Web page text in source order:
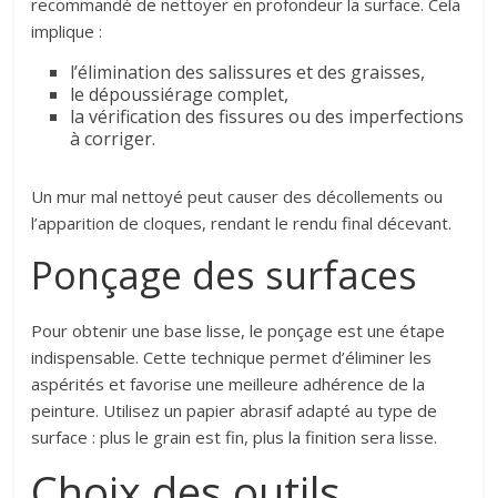
recommandé de nettoyer en profondeur la surface. Cela
implique :
l’élimination des salissures et des graisses,
le dépoussiérage complet,
la vérification des fissures ou des imperfections
à corriger.
Un mur mal nettoyé peut causer des décollements ou
l’apparition de cloques, rendant le rendu final décevant.
Ponçage des surfaces
Pour obtenir une base lisse, le ponçage est une étape
indispensable. Cette technique permet d’éliminer les
aspérités et favorise une meilleure adhérence de la
peinture. Utilisez un papier abrasif adapté au type de
surface : plus le grain est fin, plus la finition sera lisse.